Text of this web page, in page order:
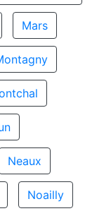
Mars
Neaux
Noailly